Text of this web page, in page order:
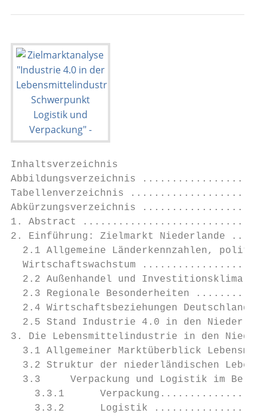
Inhaltsverzeichnis
Abbildungsverzeichnis
Tabellenverzeichnis
Abkürzungsverzeichnis
1. Abstract
2. Einführung: Zielmarkt
2.1 Allgemeine Länderkennzahlen,
Wirtschaftswachstum
2.2 Außenhandel und Investitionsklima
2.3 Regionale Besonderheiten
2.4 Wirtschaftsbeziehungen Deutschland
2.5 Stand Industrie 4.0 in den
3. Die Lebensmittelindustrie in
3.1 Allgemeiner Marktüberblick
3.2 Struktur der niederländischen
3.3     Verpackung und Logistik im
3.3.1
3.3.2      Logistik